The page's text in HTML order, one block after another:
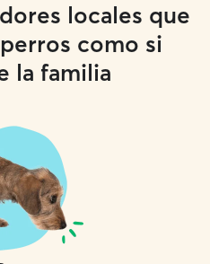
locales que
como si
la familia